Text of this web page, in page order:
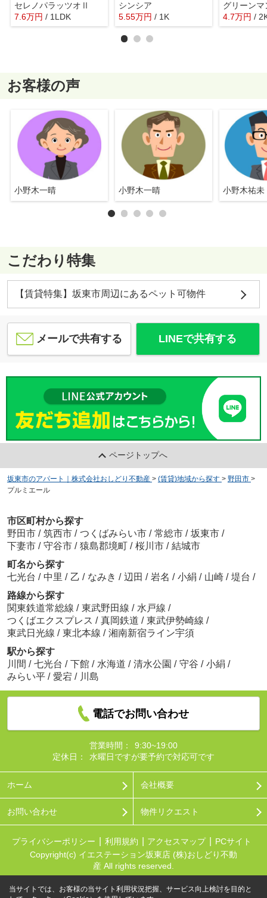
セレノパラッツオⅡ
7.6万円 / 1LDK
シンシア
5.55万円 / 1K 4.7万円 /
お客様の声
小野木一晴 小野木一晴 小野木祐未
こだわり特集
【賃貸特集】坂東市周辺にあるペット可物件
メールで共有する LINEで共有する
ページトップへ
坂東市のアパート｜株式会社おしどり不動産 > (賃貸)地域から探す > 野田市 >
プルミエール
市区町村から探す
野田市 / 筑西市 / つくばみらい市 / 常総市 / 坂東市 /
下妻市 / 守谷市 / 猿島郡境町 / 桜川市 / 結城市
町名から探す
七光台 / 中里 / 乙 / なみき / 辺田 / 岩名 / 小絹 / 山崎 / 堤台 /
路線から探す
関東鉄道常総線 / 東武野田線 / 水戸線 /
つくばエクスプレス / 真岡鉄道 / 東武伊勢崎線 /
東武日光線 / 東北本線 / 湘南新宿ライン宇須
駅から探す
川間 / 七光台 / 下館 / 水海道 / 清水公園 / 守谷 / 小絹 /
みらい平 / 愛宕 / 川島
電話でお問い合わせ
営業時間：
9:30~19:00
定休日：
水曜日ですが要予約で対応可です
ホーム 会社概要
お問い合わせ 物件リクエスト
プライバシーポリシー 利用規約 アクセスマップ
PCサイト
Copyright(c) イエステーション坂東店 (株)おしどり不動
産 All rights reserved.
当サイトでは、お客様の当サイト利用状況把握、サービス向上検討を目的と